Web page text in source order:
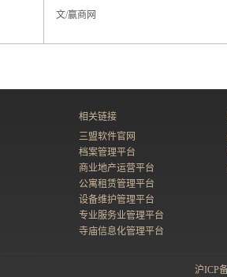
文/赢商网
相关链接
三盟软件官网
档案管理平台
商业地产运营平台
公寓租赁管理平台
设备维护管理平台
专业服务业管理平台
寺庙信息化管理平台
沪ICP